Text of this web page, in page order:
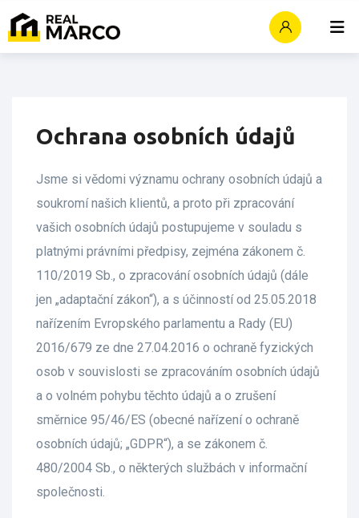
Skip
to
Ochrana osobních údajů
Jsme si vědomi významu ochrany osobních údajů a
soukromí našich klientů, a proto při zpracování
vašich osobních údajů postupujeme v souladu s
platnými právními předpisy, zejména zákonem č.
110/2019 Sb., o zpracování osobních údajů (dále
jen „adaptační zákon“), a s účinností od 25.05.2018
nařízením Evropského parlamentu a Rady (EU)
2016/679 ze dne 27.04.2016 o ochraně fyzických
osob v souvislosti se zpracováním osobních údajů
a o volném pohybu těchto údajů a o zrušení
směrnice 95/46/ES (obecné nařízení o ochraně
osobních údajů; „GDPR“), a se zákonem č.
480/2004 Sb., o některých službách v informační
společnosti.